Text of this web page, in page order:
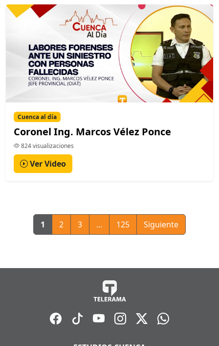
Cuenca al día
Coronel Ing. Marcos Vélez Ponce
824 visualizaciones
Ver Video
1 2 3 ... 125 Siguiente